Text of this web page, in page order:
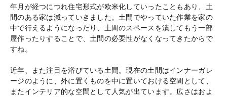
年月が経つにつれ住宅形式が欧米化していったこともあり、土
間のある家は減っていきました。土間でやっていた作業を家の
中で行えるようになったり、土間のスペースを潰してもう一部
屋作ったりすることで、土間の必要性がなくなってきたからで
すね。
近年、また注目を浴びている土間。現在の土間はインナーガレ
ージのように、外に置くものを中に置いておける空間として、
またインテリア的な空間として人気が出ています。広さはおよ